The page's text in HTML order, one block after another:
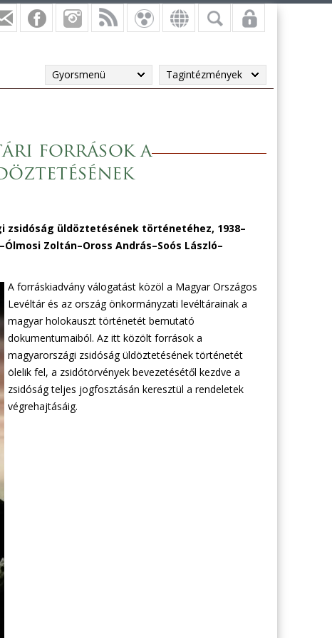
Gyorsmenü Tagintézmények
források a
üldöztetésének történetéhez, 1938–
Zoltán–Oross András–Soós László–
A forráskiadvány válogatást közöl a Magyar Országos
Levéltár és az ország önkormányzati levéltárainak a
magyar holokauszt történetét bemutató
dokumentumaiból. Az itt közölt források a
magyarországi zsidóság üldöztetésének történetét
ölelik fel, a zsidótörvények bevezetésétől kezdve a
zsidóság teljes jogfosztásán keresztül a rendeletek
végrehajtásáig.